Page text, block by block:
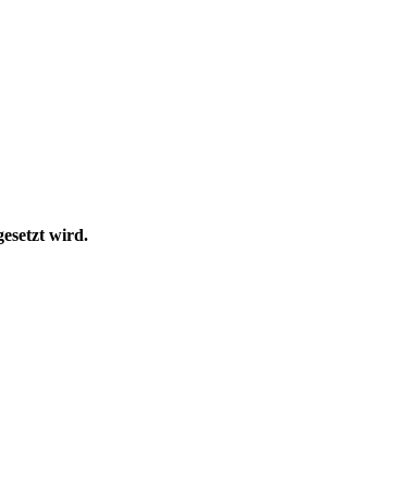
wird.